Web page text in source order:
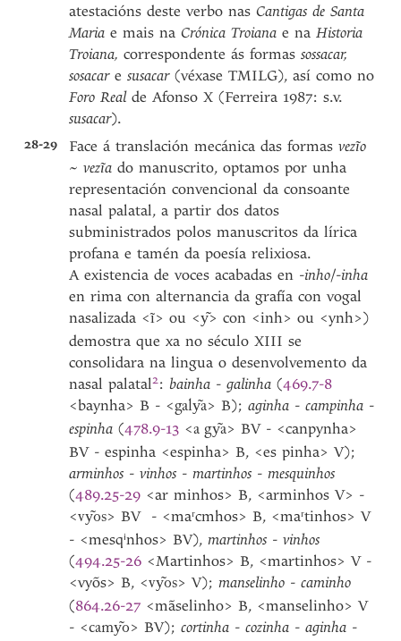
atestacións deste verbo nasCantigas de Santa
Maria e mais naCrónica Troiana e naHistoria
Troiana, correspondente ás formassossacar,
sosacaresusacar(véxase TMILG), así como no
Foro Realde Afonso X (Ferreira 1987: s.v.
susacar).
28-29 Face á translación mecánica das formasvezĩo
~vezĩado manuscrito, optamos por unha
representación convencional da consoante
nasal palatal, a partir dos datos
subministrados polos manuscritos da lírica
profana e tamén da poesía relixiosa.
A existencia de voces acabadas en -inho/-inha
en rima con alternancia da grafía con vogal
nasalizada <ĩ> ou <y͂> con <inh> ou <ynh>)
demostra que xa no século XIII se
consolidara na lingua o desenvolvemento da
nasalpalatal2 :bainha -galinha(469.7-8
<baynha> B - <galy͂a> B);aginha -campinha -
espinha(478.9-13 <a gy͂a> BV - <canpynha>
BV - espinha <espinha> B, <es pinha> V);
arminhos -vinhos -martinhos -mesquinhos
(489.25-29 <ar minhos> B, <arminhos V> -
<vy͂os> BV - <maʳcmhos> B, <maʳtinhos> V
- <mesqⁱnhos> BV),martinhos -vinhos
(494.25-26 <Martinhos> B, <martinhos> V -
<vyõs> B, <vy͂os> V);manselinho -caminho
(864.26-27 <mãselinho> B, <manselinho> V
- <camy͂o> BV);cortinha -cozinha -aginha -